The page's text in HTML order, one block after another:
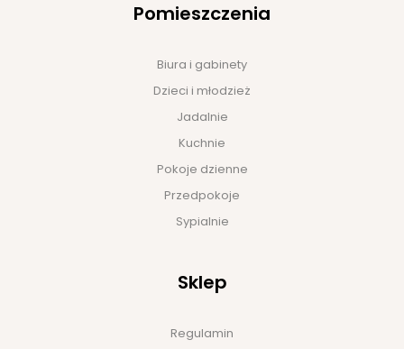
Pomieszczenia
Biura i gabinety
Dzieci i młodzież
Jadalnie
Kuchnie
Pokoje dzienne
Przedpokoje
Sypialnie
Sklep
Regulamin